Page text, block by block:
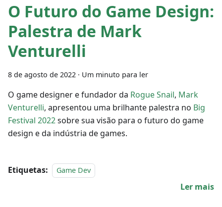
O Futuro do Game Design:
Palestra de Mark
Venturelli
8 de agosto de 2022 · Um minuto para ler
O game designer e fundador da Rogue Snail, Mark
Venturelli, apresentou uma brilhante palestra no Big
Festival 2022sobre sua visão para o futuro do game
design e da indústria de games.
Etiquetas: Game Dev
Ler mais